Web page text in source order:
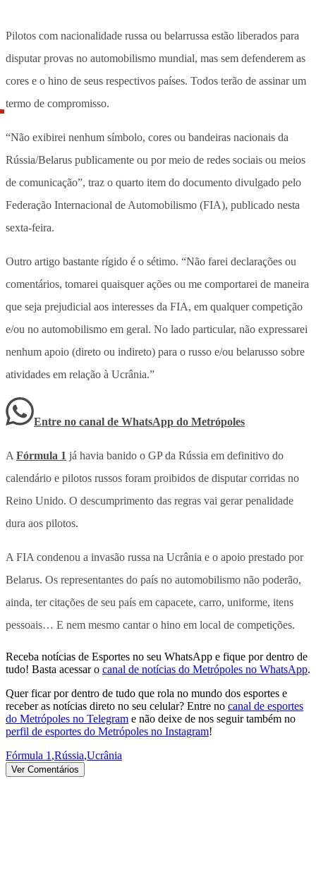
Pilotos com nacionalidade russa ou belarrussa estão liberados para
disputar provas no automobilismo mundial, mas sem defenderem as
cores e o hino de seus respectivos países. Todos terão de assinar um
termo de compromisso.
“Não exibirei nenhum símbolo, cores ou bandeiras nacionais da
Rússia/Belarus publicamente ou por meio de redes sociais ou meios
de comunicação”, traz o quarto item do documento divulgado pelo
Federação Internacional de Automobilismo (FIA), publicado nesta
sexta-feira.
Outro artigo bastante rígido é o sétimo. “Não farei declarações ou
comentários, tomarei quaisquer ações ou me comportarei de maneira
que seja prejudicial aos interesses da FIA, em qualquer competição
e/ou no automobilismo em geral. No lado particular, não expressarei
nenhum apoio (direto ou indireto) para o russo e/ou belarusso sobre
atividades em relação à Ucrânia.”
Entre no canal de WhatsApp do Metrópoles
A Fórmula 1 já havia banido o GP da Rússia em definitivo do
calendário e pilotos russos foram proibidos de disputar corridas no
Reino Unido. O descumprimento das regras vai gerar penalidade
dura aos pilotos.
A FIA condenou a invasão russa na Ucrânia e o apoio prestado por
Belarus. Os representantes do país no automobilismo não poderão,
ainda, ter citações de seu país em capacete, carro, uniforme, itens
pessoais… E nem mesmo cantar o hino em local de competições.
Receba notícias de Esportes no seu WhatsApp e fique por dentro de
tudo! Basta acessar o canal de notícias do Metrópoles no WhatsApp.
Quer ficar por dentro de tudo que rola no mundo dos esportes e
receber as notícias direto no seu celular? Entre no canal de esportes
do Metrópoles no Telegram e não deixe de nos seguir também no
perfil de esportes do Metrópoles no Instagram!
Fórmula 1 ,Rússia,Ucrânia
Ver Comentários